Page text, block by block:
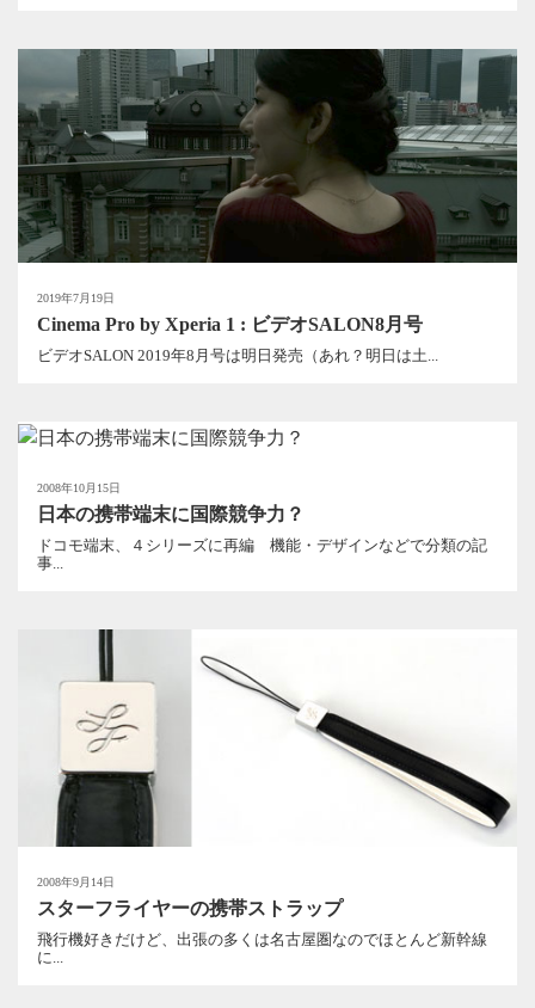
2019年7月19日
Cinema Pro by Xperia 1 : ビデオSALON8月号
ビデオSALON 2019年8月号は明日発売（あれ？明日は土...
2008年10月15日
日本の携帯端末に国際競争力？
ドコモ端末、４シリーズに再編 機能・デザインなどで分類の記
事...
2008年9月14日
スターフライヤーの携帯ストラップ
飛行機好きだけど、出張の多くは名古屋圏なのでほとんど新幹線
に...